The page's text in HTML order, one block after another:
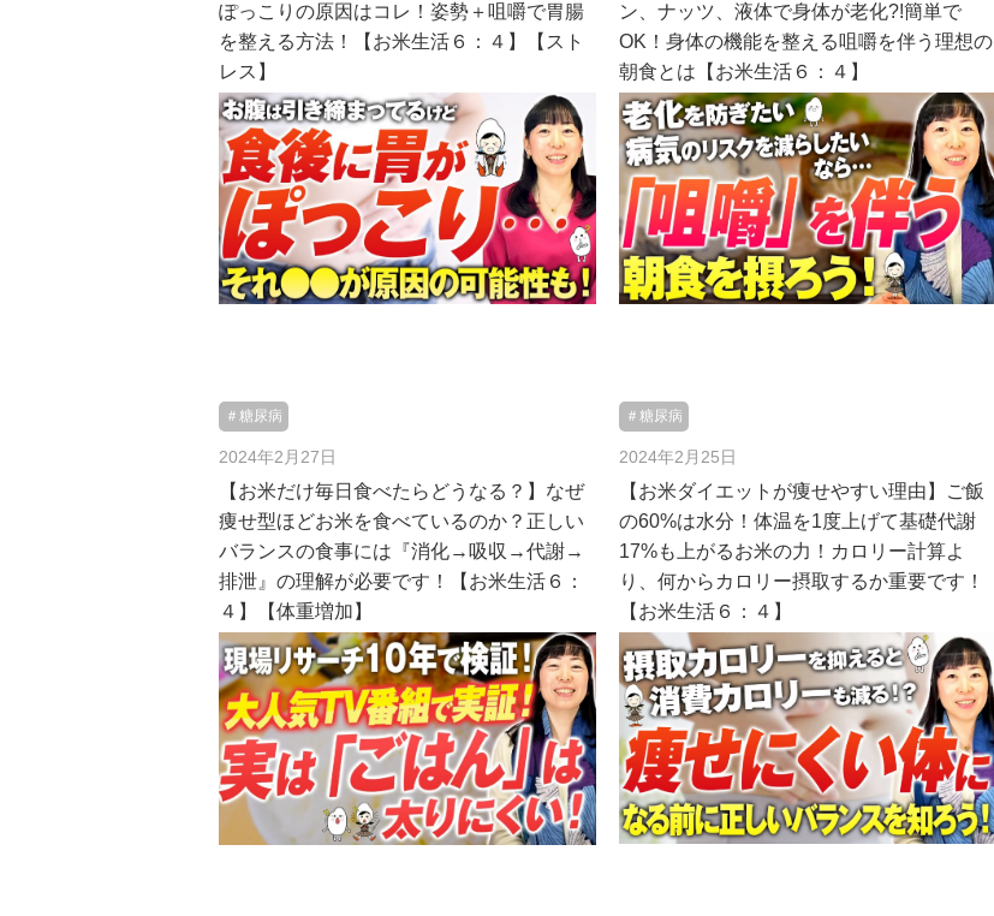
ぽっこりの原因はコレ！姿勢＋咀嚼で胃腸
を整える方法！【お米生活６：４】【スト
レス】
ン、ナッツ、液体で身体が老化?!簡単で
OK！身体の機能を整える咀嚼を伴う理想の
朝食とは【お米生活６：４】
＃糖尿病
2024年2月27日
【お米だけ毎日食べたらどうなる？】なぜ
痩せ型ほどお米を食べているのか？正しい
バランスの食事には『消化→吸収→代謝→
排泄』の理解が必要です！【お米生活６：
４】【体重増加】
＃糖尿病
2024年2月25日
【お米ダイエットが痩せやすい理由】ご飯
の60%は水分！体温を1度上げて基礎代謝
17%も上がるお米の力！カロリー計算よ
り、何からカロリー摂取するか重要です！
【お米生活６：４】